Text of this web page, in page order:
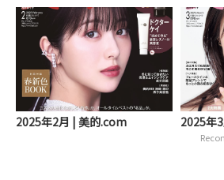
2025年2月 | 美的.com 2025年